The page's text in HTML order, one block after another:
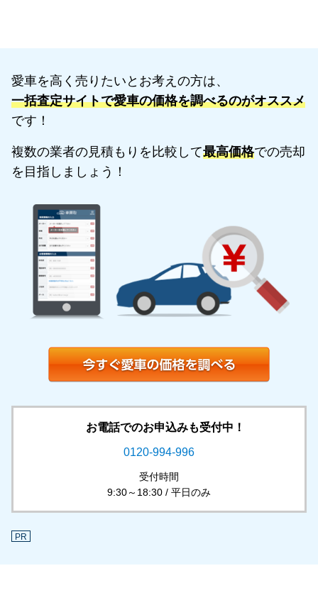
愛車を高く売りたいとお考えの方は、
一括査定サイトで愛車の価格を調べるのがオススメ
です！
複数の業者の見積もりを比較して最高価格での売却
を目指しましょう！
お電話でのお申込みも受付中！
0120-994-996
受付時間
9:30～18:30 / 平日のみ
PR